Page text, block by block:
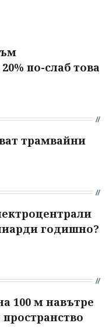
по-слаб това
трамвайни
годишно?
100 м навътре